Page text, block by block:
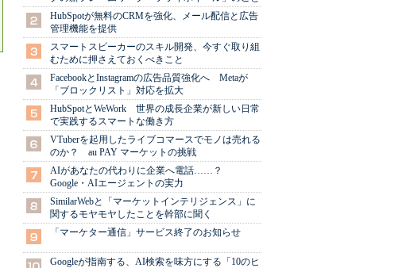
HubSpotが無料のCRMを強化、メール配信と広告
管理機能を提供
スマートスピーカーのスキル開発、今すぐ取り組
むために押さえておくべきこと
FacebookとInstagramの広告品質強化へ Metaが
「ブロックリスト」対応を拡大
HubSpotとWeWork 世界の成長企業が新しい日常
で実践するスマートな働き方
VTuberを起用したライブコマースでモノは売れる
のか？ au PAY マーケットの挑戦
AIがあなたの代わりに企業へ電話……？
Google・AIエージェントの実力
SimilarWebと「マーケットインテリジェンス」に
関するモヤモヤしたことを幹部に聞く
「マーケター通信」サービス終了のお知らせ
Googleが指南する、AI検索を味方にする「10のヒ